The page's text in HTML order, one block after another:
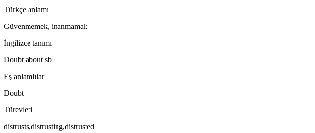
Türkçe anlamı
Güvenmemek, inanmamak
İngilizce tanımı
Doubt about sb
Eş anlamlılar
Doubt
Türevleri
distrusts,distrusting,distrusted